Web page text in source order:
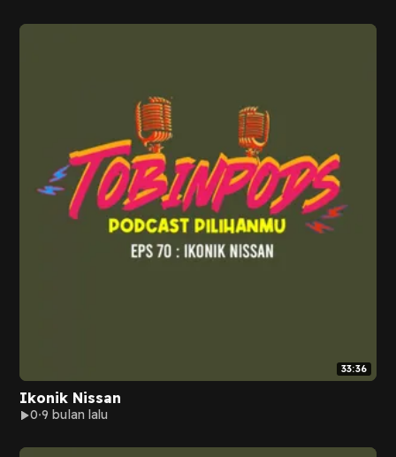
33:36
Ikonik Nissan
0 9 bulan lalu